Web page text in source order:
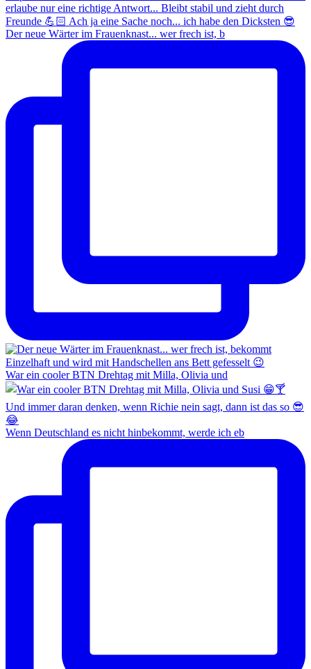
Der neue Wärter im Frauenknast... wer frech ist, b
War ein cooler BTN Drehtag mit Milla, Olivia und
Wenn Deutschland es nicht hinbekommt, werde ich eb